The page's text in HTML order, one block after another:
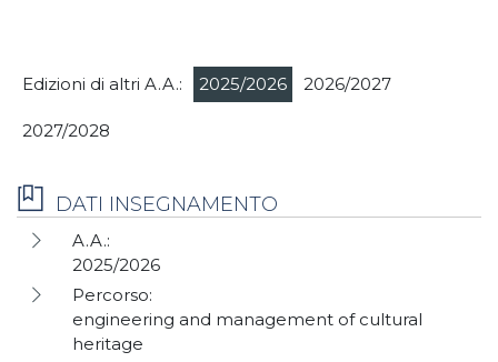
Edizioni di altri A.A.: 2025/2026 2026/2027
2027/2028
DATI INSEGNAMENTO
A.A.:
2025/2026
Percorso:
engineering and management of cultural
heritage